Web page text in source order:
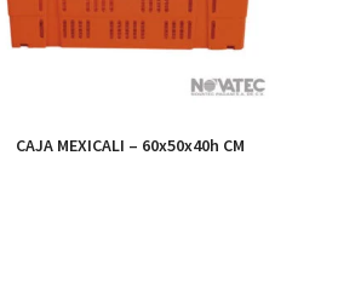
CAJA MEXICALI – 60x50x40h CM